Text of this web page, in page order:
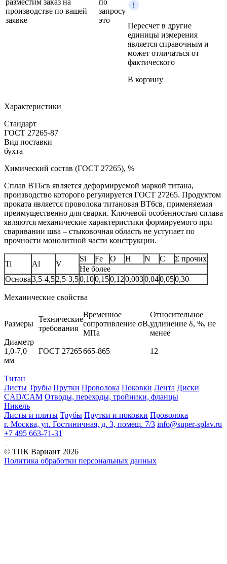
производстве по вашей
заявке
запросу
это
Пересчет в другие
единицы измерения
является справочным и
может отличаться от
фактического
В корзину
Характеристики
Стандарт
ГОСТ 27265-87
Вид поставки
бухта
Химический состав (ГОСТ 27265), %
Сплав BT6св является деформируемой маркой титана,
производство которого регулируется ГОСТ 27265. Продуктом
проката является проволока титановая ВТ6св, применяемая
преимущественно для сварки. Ключевой особенностью сплава
являются механические характеристики формируемого при
сваривании шва – стыковочная область не уступает по
прочности монолитной части конструкции.
Ti Al V
Si Fe O H N C
Σ прочих
Не более
Основа3,5-4,52,5-3,50,100,150,120,0030,040,050,30
Механические свойства
Размеры
Технические
требования
Временное
сопротивление σB,
МПа
Относительное
удлинение δ, %, не
менее
Диаметр
1,0-7,0
мм
ГОСТ 27265665-865 12
Титан
Листы Трубы Прутки Проволока Поковки Лента Диски
CAD/CAM Отводы, переходы, тройники, фланцы
Никель
Листы и плиты Трубы Прутки и поковки Проволока
г. Москва, ул. Гостиничная, д. 3, помещ. 7/3 info@super-splav.ru
+7 495 663-71-31
© ТПК Вариант 2026
Политика обработки персональных данных